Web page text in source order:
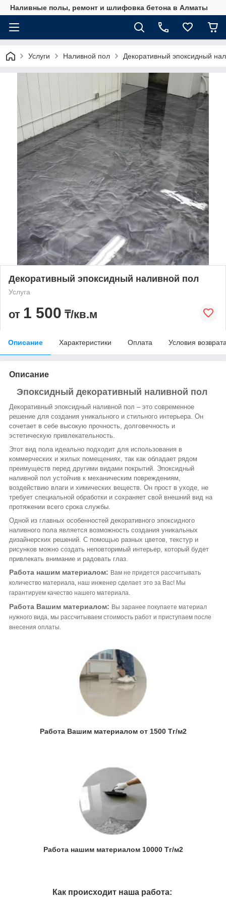
Наливные полы, ремонт и шлифовка бетона в Алматы
Услуги Наливной пол Декоративный эпоксидный
Декоративный эпоксидный наливной пол
Услуга
от 1 500 ₸/кв.м
Описание Характеристики Оплата Условия
Описание
Эпоксидный декоративный наливной пол
Декоративный эпоксидный наливной пол – это современное
решение для создания уникального и стильного интерьера. Он
сочетает в себе высокую прочность, долговечность и
эстетическую привлекательность.
Этот вид пола идеально подходит для использования в
коммерческих и жилых помещениях, так как обладает рядом
преимуществ перед другими видами покрытий. Эпоксидный
наливной пол устойчив к механическим повреждениям,
воздействию влаги и химических веществ. Он прост в уходе, не
требует специальной обработки и сохраняет свой внешний вид на
протяжении всего срока службы.
Одной из главных особенностей декоративного эпоксидного
наливного пола является возможность создания уникальных
дизайнерских решений. С помощью разных цветов, текстур и
рисунков можно создать неповторимый интерьер, который будет
привлекать внимание и радовать глаз.
Работа нашим материалом: Вам не придется рассчитывать
количество материала, наш инженер сделает это за Вас! Мы
гарантируем качество нашего материала.
Работа Вашим материалом: Вы заранее покупаете материал
нужного вида, мы рассчитываем стоимость работ и приступаем после
внесения оплаты.
Работа Вашим материалом от 1500 Тг/м2
Работа нашим материалом 10000 Тг/м2
Как происходит наша работа: